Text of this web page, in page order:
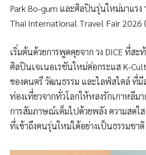
Park Bo-gum และศิลปินรุ่นใหม่มาแรง
Thai International Travel Fair 2026
เริ่มต้นด้วยการพูดคุยจาก วง DICE ที่สะ
ศิลปินเจเนอเรชันใหม่ต่อกระแส K-
ของดนตรี วัฒนธรรม และไลฟ์สไตล์ ที่มี
ท่องเที่ยวจากทั่วโลกให้หลงรักเกาหลีม
การสัมภาษณ์เต็มไปด้วยพลัง ความสดใ
ที่เข้าถึงคนรุ่นใหม่ได้อย่างเป็นธรรมชาติ